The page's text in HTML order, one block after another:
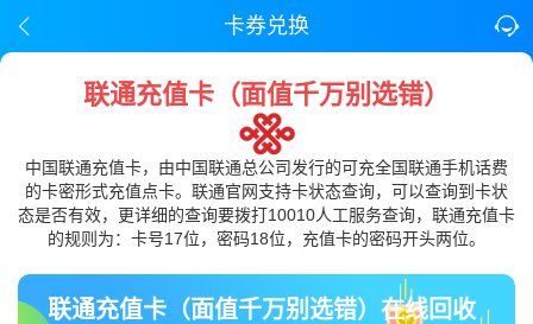
卡券兑换
联通充值卡（面值千万别选错）
中国联通充值卡，由中国联通总公司发行的可充全国联通手机话费
的卡密形式充值点卡。联通官网支持卡状态查询，可以查询到卡状
态是否有效，更详细的查询要拨打10010人工服务查询，联通充值卡
的规则为：卡号17位，密码18位，充值卡的密码开头两位。
联通充值卡（面值千万别选错）在线回收